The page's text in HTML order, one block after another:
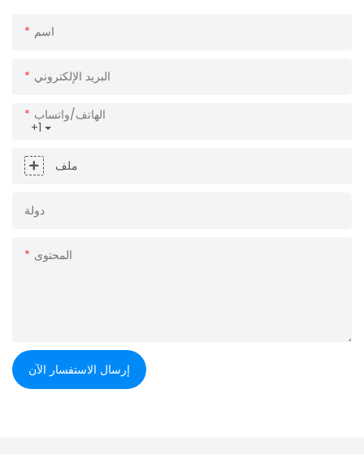
اسم
البريد الإلكتروني
+1
الهاتف/واتساب
ملف
دولة
المحتوى
إرسال الاستفسار الآن